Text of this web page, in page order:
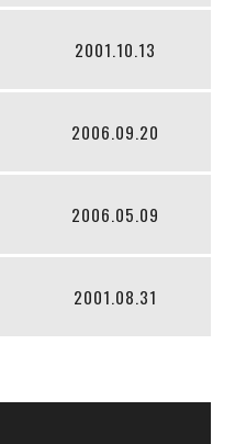
2001.10.13
2006.09.20
2006.05.09
2001.08.31